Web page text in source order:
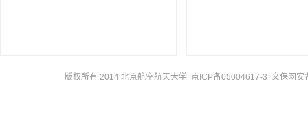
版权所有 2014 北京航空航天大学 京ICP备05004617-3 文保网